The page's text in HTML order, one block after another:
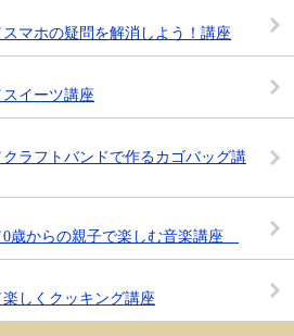
マホの疑問を解消しよう！講座
イーツ講座
ラフトバンドで作るカゴバッグ講
歳からの親子で楽しむ音楽講座
しくクッキング講座